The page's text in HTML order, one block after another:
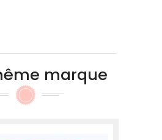
marque